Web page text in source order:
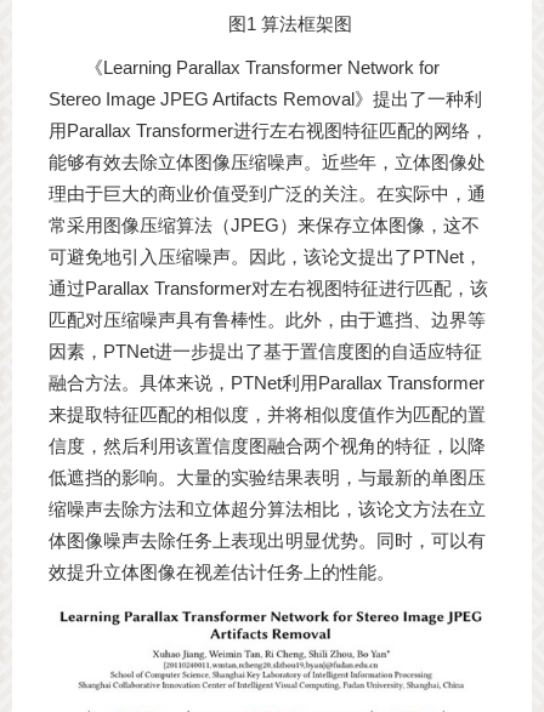
图1 算法框架图
《Learning Parallax Transformer Network for
Stereo Image JPEG Artifacts Removal》提出了一种利
用Parallax Transformer进行左右视图特征匹配的网络，
能够有效去除立体图像压缩噪声。近些年，立体图像处
理由于巨大的商业价值受到广泛的关注。在实际中，通
常采用图像压缩算法（JPEG）来保存立体图像，这不
可避免地引入压缩噪声。因此，该论文提出了PTNet，
通过Parallax Transformer对左右视图特征进行匹配，该
匹配对压缩噪声具有鲁棒性。此外，由于遮挡、边界等
因素，PTNet进一步提出了基于置信度图的自适应特征
融合方法。具体来说，PTNet利用Parallax Transformer
来提取特征匹配的相似度，并将相似度值作为匹配的置
信度，然后利用该置信度图融合两个视角的特征，以降
低遮挡的影响。大量的实验结果表明，与最新的单图压
缩噪声去除方法和立体超分算法相比，该论文方法在立
体图像噪声去除任务上表现出明显优势。同时，可以有
效提升立体图像在视差估计任务上的性能。